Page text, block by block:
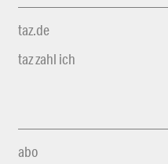
taz.de
taz zahl ich
abo